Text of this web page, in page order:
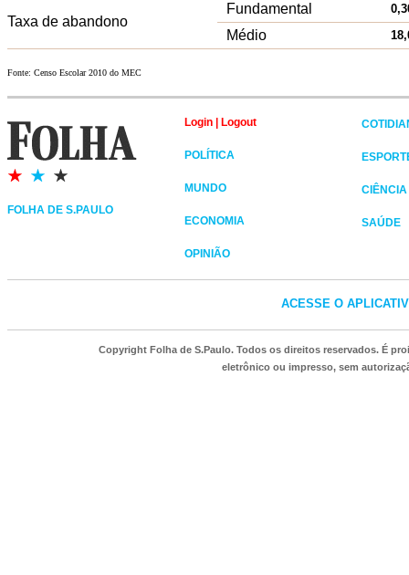
Taxa de abandono
Fundamental
Médio
Fonte: Censo Escolar 2010 do MEC
FOLHA DE S.PAULO
Login Logout
POLÍTICA
MUNDO
ECONOMIA
OPINIÃO
CIÊNCIA
SAÚDE
ACESSE O
Copyright Folha de S.Paulo. Todos os direitos reservados. É
eletrônico ou impresso, sem